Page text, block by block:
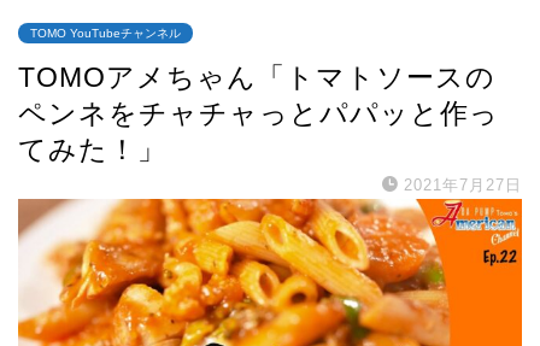
TOMO YouTubeチャンネル
TOMOアメちゃん「トマトソースの
ペンネをチャチャっとパパッと作っ
てみた！」
2021年7月27日